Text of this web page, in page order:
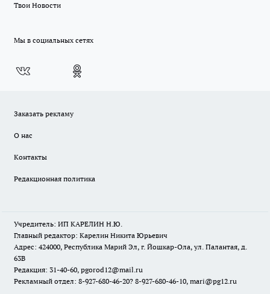
Твои Новости
Мы в социальных сетях
Заказать рекламу
О нас
Контакты
Редакционная политика
Учредитель: ИП КАРЕЛИН Н.Ю.
Главный редактор: Карелин Никита Юрьевич
Адрес: 424000, Республика Марий Эл, г. Йошкар-Ола, ул. Палантая, д.
63В
Редакция: 31-40-60, pgorod12@mail.ru
Рекламный отдел: 8-927-680-46-20? 8-927-680-46-10, mari@pg12.ru